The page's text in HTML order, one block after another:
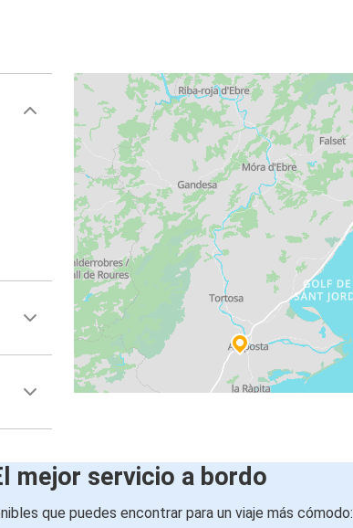
mejor servicio a bordo
que puedes encontrar para un viaje más cómodo: